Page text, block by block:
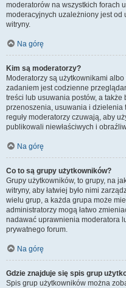
moderatorów na wszystkich forach
moderacyjnych uzależniony jest od
witryny.
Na górę
Kim są moderatorzy?
Moderatorzy są użytkownikami
zadaniem jest codzienne
treści lub usuwania postów, a
przenoszenia, usuwania i dzielenia
reguły moderatorzy czuwają, aby
publikowali niewłaściwych i
Na górę
Co to są grupy użytkowników?
Grupy użytkowników, to grupy, na
witryny, aby łatwiej było nimi
wielu grup, a każda grupa może
administratorzy mogą łatwo
nadawać uprawnienia moderatora
prywatnego forum.
Na górę
Gdzie znajduje się spis grup
Spis grup użytkowników można